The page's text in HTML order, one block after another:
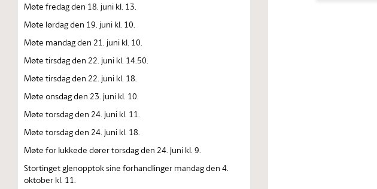
Møte fredag den 18. juni kl. 13.
Møte lørdag den 19. juni kl. 10.
Møte mandag den 21. juni kl. 10.
Møte tirsdag den 22. juni kl. 14.50.
Møte tirsdag den 22. juni kl. 18.
Møte onsdag den 23. juni kl. 10.
Møte torsdag den 24. juni kl. 11.
Møte torsdag den 24. juni kl. 18.
Møte for lukkede dører torsdag den 24. juni kl. 9.
Stortinget gjenopptok sine forhandlinger mandag den 4.
oktober kl. 11.